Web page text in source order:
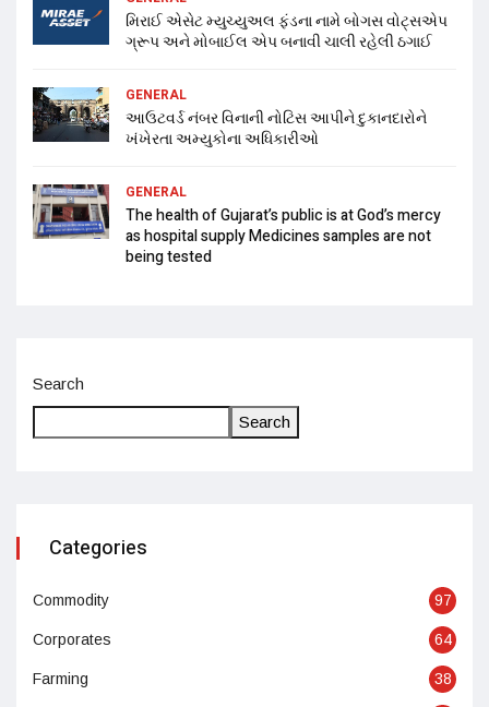
મિરાઈ એસેટ મ્યુચ્યુઅલ ફંડના નામે બોગસ વોટ્સએપ
ગ્રૂપ અને મોબાઈલ એપ બનાવી ચાલી રહેલી ઠગાઈ
GENERAL
આઉટવર્ડ નંબર વિનાની નોટિસ આપીને દુકાનદારોને
ખંખેરતા અમ્યુકોના અધિકારીઓ
GENERAL
The health of Gujarat’s public is at God’s mercy
as hospital supply Medicines samples are not
being tested
Search
Search
Categories
Commodity 97
Corporates 64
Farming 38